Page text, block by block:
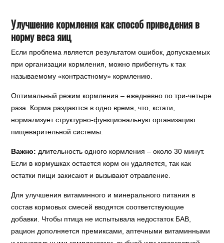
Улучшение кормления как способ приведения в
норму веса яиц
Если проблема является результатом ошибок, допускаемых
при организации кормления, можно прибегнуть к так
называемому «контрастному» кормлению.
Оптимальный режим кормления – ежедневно по три-четыре
раза. Корма раздаются в одно время, что, кстати,
нормализует структурно-функциональную организацию
пищеварительной системы.
Важно: длительность одного кормления – около 30 минут.
Если в кормушках остается корм он удаляется, так как
остатки пищи закисают и вызывают отравление.
Для улучшения витаминного и минерального питания в
состав кормовых смесей вводятся соответствующие
добавки. Чтобы птица не испытывала недостаток БАВ,
рацион дополняется премиксами, аптечными витаминными